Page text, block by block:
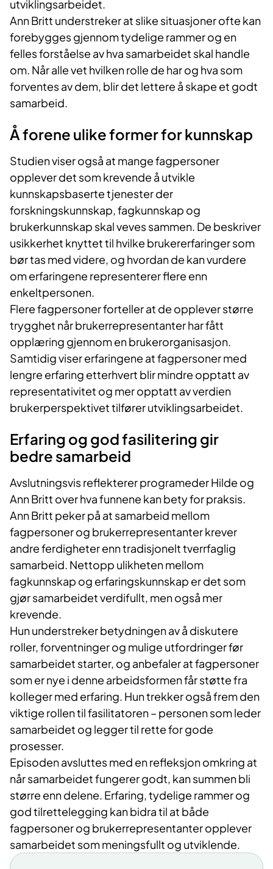
utviklingsarbeidet.
Ann Britt understreker at slike situasjoner ofte kan
forebygges gjennom tydelige rammer og en
felles forståelse av hva samarbeidet skal handle
om. Når alle vet hvilken rolle de har og hva som
forventes av dem, blir det lettere å skape et godt
samarbeid.
Å forene ulike former for kunnskap
Studien viser også at mange fagpersoner
opplever det som krevende å utvikle
kunnskapsbaserte tjenester der
forskningskunnskap, fagkunnskap og
brukerkunnskap skal veves sammen. De beskriver
usikkerhet knyttet til hvilke brukererfaringer som
bør tas med videre, og hvordan de kan vurdere
om erfaringene representerer flere enn
enkeltpersonen.
Flere fagpersoner forteller at de opplever større
trygghet når brukerrepresentanter har fått
opplæring gjennom en brukerorganisasjon.
Samtidig viser erfaringene at fagpersoner med
lengre erfaring etterhvert blir mindre opptatt av
representativitet og mer opptatt av verdien
brukerperspektivet tilfører utviklingsarbeidet.
Erfaring og god fasilitering gir
bedre samarbeid
Avslutningsvis reflekterer programeder Hilde og
Ann Britt over hva funnene kan bety for praksis.
Ann Britt peker på at samarbeid mellom
fagpersoner og brukerrepresentanter krever
andre ferdigheter enn tradisjonelt tverrfaglig
samarbeid. Nettopp ulikheten mellom
fagkunnskap og erfaringskunnskap er det som
gjør samarbeidet verdifullt, men også mer
krevende.
Hun understreker betydningen av å diskutere
roller, forventninger og mulige utfordringer før
samarbeidet starter, og anbefaler at fagpersoner
som er nye i denne arbeidsformen får støtte fra
kolleger med erfaring. Hun trekker også frem den
viktige rollen til fasilitatoren – personen som leder
samarbeidet og legger til rette for gode
prosesser.
Episoden avsluttes med en refleksjon omkring at
når samarbeidet fungerer godt, kan summen bli
større enn delene. Erfaring, tydelige rammer og
god tilrettelegging kan bidra til at både
fagpersoner og brukerrepresentanter opplever
samarbeidet som meningsfullt og utviklende.